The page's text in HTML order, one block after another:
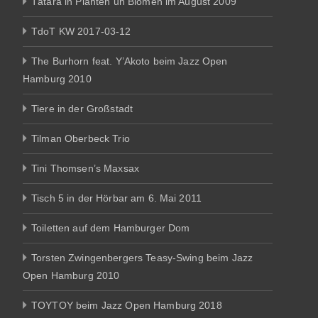
TdoT KW 2017-03-12
The Burhorn feat. Y’Akoto beim Jazz Open
Hamburg 2010
Tiere in der Großstadt
Tilman Oberbeck Trio
Tini Thomsen’s Maxsax
Tisch 5 in der Hörbar am 6. Mai 2011
Toiletten auf dem Hamburger Dom
Torsten Zwingenbergers Teasy-Swing beim Jazz
Open Hamburg 2010
TOYTOY beim Jazz Open Hamburg 2018